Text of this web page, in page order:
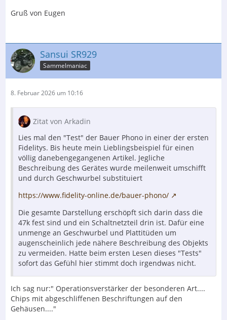
Gruß von Eugen
Sansui SR929
Sammelmaniac
8. Februar 2026 um 10:16
Zitat von Arkadin
Lies mal den "Test" der Bauer Phono in einer der ersten
Fidelitys. Bis heute mein Lieblingsbeispiel für einen
völlig danebengegangenen Artikel. Jegliche
Beschreibung des Gerätes wurde meilenweit umschifft
und durch Geschwurbel substituiert
https://www.fidelity-online.de/bauer-phono/
Die gesamte Darstellung erschöpft sich darin dass die
47k fest sind und ein Schaltnetzteil drin ist. Dafür eine
unmenge an Geschwurbel und Plattitüden um
augenscheinlich jede nähere Beschreibung des Objekts
zu vermeiden. Hatte beim ersten Lesen dieses "Tests"
sofort das Gefühl hier stimmt doch irgendwas nicht.
Ich sag nur:" Operationsverstärker der besonderen Art....
Chips mit abgeschliffenen Beschriftungen auf den
Gehäusen...."